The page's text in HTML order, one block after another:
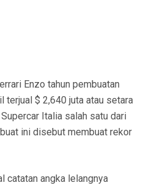
Enzo tahun pembuatan
terjual $ 2,640 juta atau setara
Italia salah satu dari
ini disebut membuat rekor
catatan angka lelangnya